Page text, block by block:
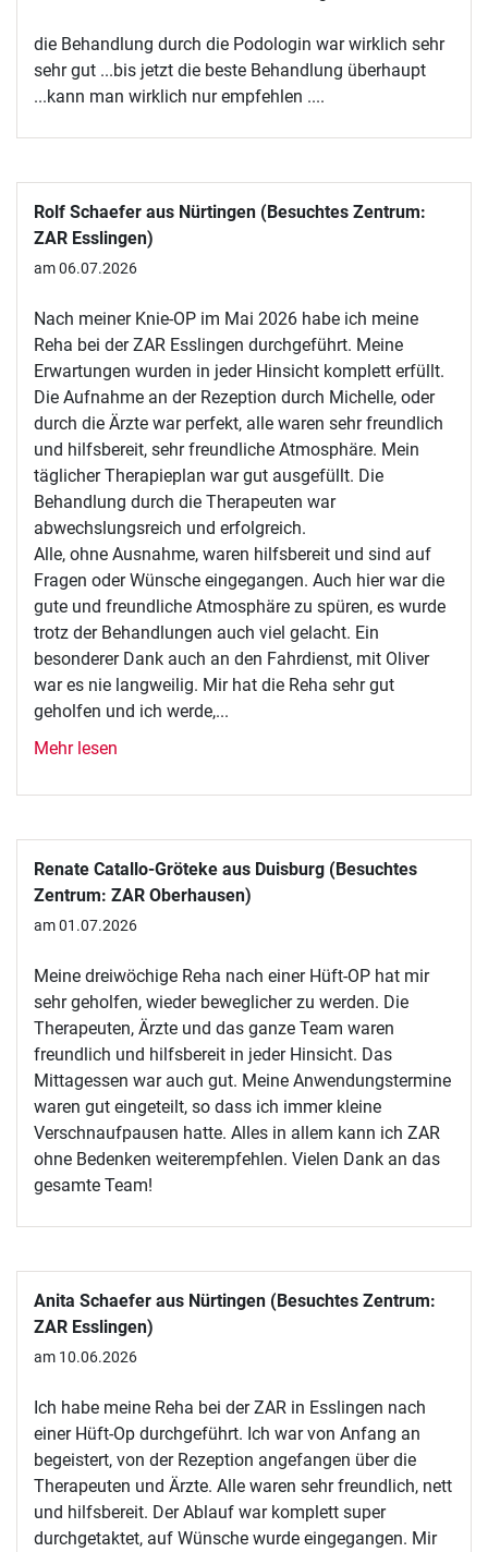
die Behandlung durch die Podologin war wirklich sehr
sehr gut ...bis jetzt die beste Behandlung überhaupt
...kann man wirklich nur empfehlen ....
Rolf Schaefer aus Nürtingen (Besuchtes Zentrum:
ZAR Esslingen)
am 06.07.2026
Nach meiner Knie-OP im Mai 2026 habe ich meine
Reha bei der ZAR Esslingen durchgeführt. Meine
Erwartungen wurden in jeder Hinsicht komplett erfüllt.
Die Aufnahme an der Rezeption durch Michelle, oder
durch die Ärzte war perfekt, alle waren sehr freundlich
und hilfsbereit, sehr freundliche Atmosphäre. Mein
täglicher Therapieplan war gut ausgefüllt. Die
Behandlung durch die Therapeuten war
abwechslungsreich und erfolgreich.
Alle, ohne Ausnahme, waren hilfsbereit und sind auf
Fragen oder Wünsche eingegangen. Auch hier war die
gute und freundliche Atmosphäre zu spüren, es wurde
trotz der Behandlungen auch viel gelacht. Ein
besonderer Dank auch an den Fahrdienst, mit Oliver
war es nie langweilig. Mir hat die Reha sehr gut
geholfen und ich werde,...
Mehr lesen
Renate Catallo-Gröteke aus Duisburg (Besuchtes
Zentrum: ZAR Oberhausen)
am 01.07.2026
Meine dreiwöchige Reha nach einer Hüft-OP hat mir
sehr geholfen, wieder beweglicher zu werden. Die
Therapeuten, Ärzte und das ganze Team waren
freundlich und hilfsbereit in jeder Hinsicht. Das
Mittagessen war auch gut. Meine Anwendungstermine
waren gut eingeteilt, so dass ich immer kleine
Verschnaufpausen hatte. Alles in allem kann ich ZAR
ohne Bedenken weiterempfehlen. Vielen Dank an das
gesamte Team!
Anita Schaefer aus Nürtingen (Besuchtes Zentrum:
ZAR Esslingen)
am 10.06.2026
Ich habe meine Reha bei der ZAR in Esslingen nach
einer Hüft-Op durchgeführt. Ich war von Anfang an
begeistert, von der Rezeption angefangen über die
Therapeuten und Ärzte. Alle waren sehr freundlich, nett
und hilfsbereit. Der Ablauf war komplett super
durchgetaktet, auf Wünsche wurde eingegangen. Mir